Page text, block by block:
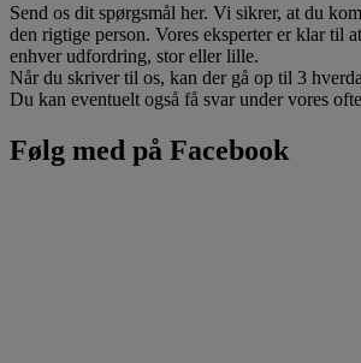
Send os dit spørgsmål her. Vi sikrer, at du
den rigtige person. Vores eksperter er klar til
enhver udfordring, stor eller lille.
Når du skriver til os, kan der gå op til 3
Du kan eventuelt også få svar under vores
Følg med på Facebook